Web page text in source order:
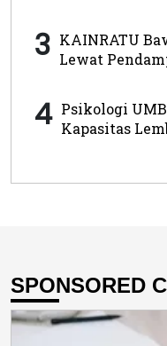
3 KAINRATU
Lewat
4 Psikologi
Kapasitas
SPONSORED